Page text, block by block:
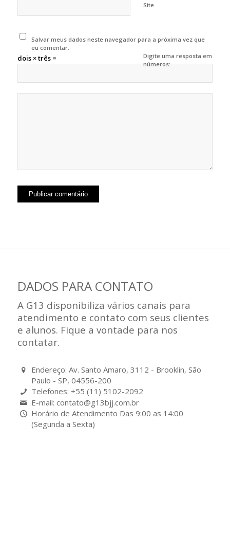
Site
Salvar meus dados neste navegador para a próxima vez que
eu comentar.
Digite uma resposta em
números:
dois × três =
DADOS PARA CONTATO
A G13 disponibiliza vários canais para
atendimento e contato com seus clientes
e alunos. Fique a vontade para nos
contatar.
Endereço: Av. Santo Amaro, 3112 - Brooklin, São
Paulo - SP, 04556-200
Telefones: +55 (11) 5102-2092
E-mail: contato@g13bjj.com.br
Horário de Atendimento Das 9:00 as 14:00
(Segunda a Sexta)